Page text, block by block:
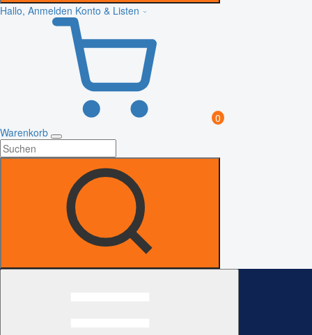
Hallo, Anmelden Konto & Listen
0
Warenkorb